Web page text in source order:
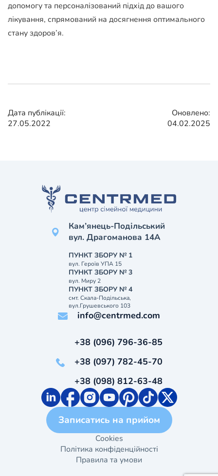
допомогу та персоналізований підхід до вашого
лікування, спрямований на досягнення оптимального
стану здоров’я.
Дата публікації:
27.05.2022
Оновлено:
04.02.2025
Кам’янець-Подільський
вул. Драгоманова 14А
ПУНКТ ЗБОРУ № 1
вул. Героїв УПА 15
ПУНКТ ЗБОРУ № 3
вул. Миру 2
ПУНКТ ЗБОРУ № 4
смт. Скала-Подільська,
вул.Грушевського 103
info@centrmed.com
+38 (096) 796-36-85
+38 (097) 782-45-70
+38 (098) 812-63-48
Записатись на прийом
Cookies
Політика конфіденційності
Правила та умови